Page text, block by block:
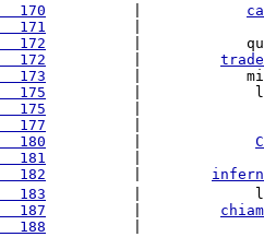
170
171
172
|
172
173
|
175
|
175
177
180
181
182
183
|
187
188